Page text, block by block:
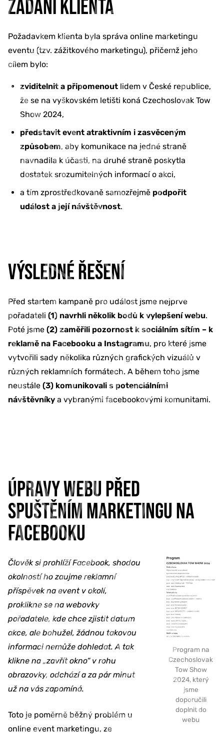
ZADÁNÍ KLIENTA
Požadavkem klienta byla správa online marketingu
eventu (tzv. zážitkového marketingu), přičemž jeho
cílem bylo:
zviditelnit a připomenout lidem v České republice,
že se na vyškovském letišti koná Czechoslovak Tow
Show 2024,
představit event atraktivním i zasvěceným
způsobem, aby komunikace na jedné straně
navnadila k účasti, na druhé straně poskytla
dostatek srozumitelných informací o akci,
a tím zprostředkovaně samozřejmě podpořit
událost a její návštěvnost.
VÝSLEDNÉ ŘEŠENÍ
Před startem kampaně pro událost jsme nejprve
pořadateli (1) navrhli několik bodů k vylepšení webu.
Poté jsme (2) zaměřili pozornost k sociálním sítím – k
reklamě na Facebooku a Instagramu, pro které jsme
vytvořili sady několika různých grafických vizuálů v
různých reklamních formátech. A během toho jsme
neustále (3) komunikovali s potenciálními
návštěvníky a vybranými facebookovými komunitami.
ÚPRAVY WEBU PŘED
SPUŠTĚNÍM MARKETINGU NA
FACEBOOKU
Program na
Czechoslovak
Tow Show
2024, který
jsme
doporučili
doplnit do
webu
Člověk si prohlíží Facebook, shodou
okolností ho zaujme reklamní
příspěvek na event v okolí,
proklikne se na webovky
pořadatele, kde chce zjistit datum
akce, ale bohužel, žádnou takovou
informaci nemůže dohledat. A tak
klikne na „zavřít okno“ v rohu
obrazovky, odchází a za pár minut
už na vás zapomíná.
Toto je poměrně běžný problém u
online event marketingu, ze